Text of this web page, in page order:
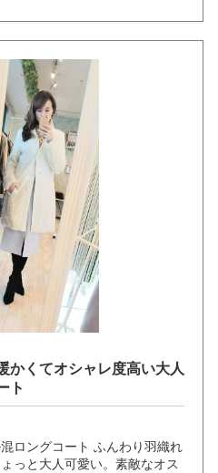
かくてオシャレ度高い大人
ト
ロングコート ふんわり羽織れ
っと大人可愛い。素敵なオス